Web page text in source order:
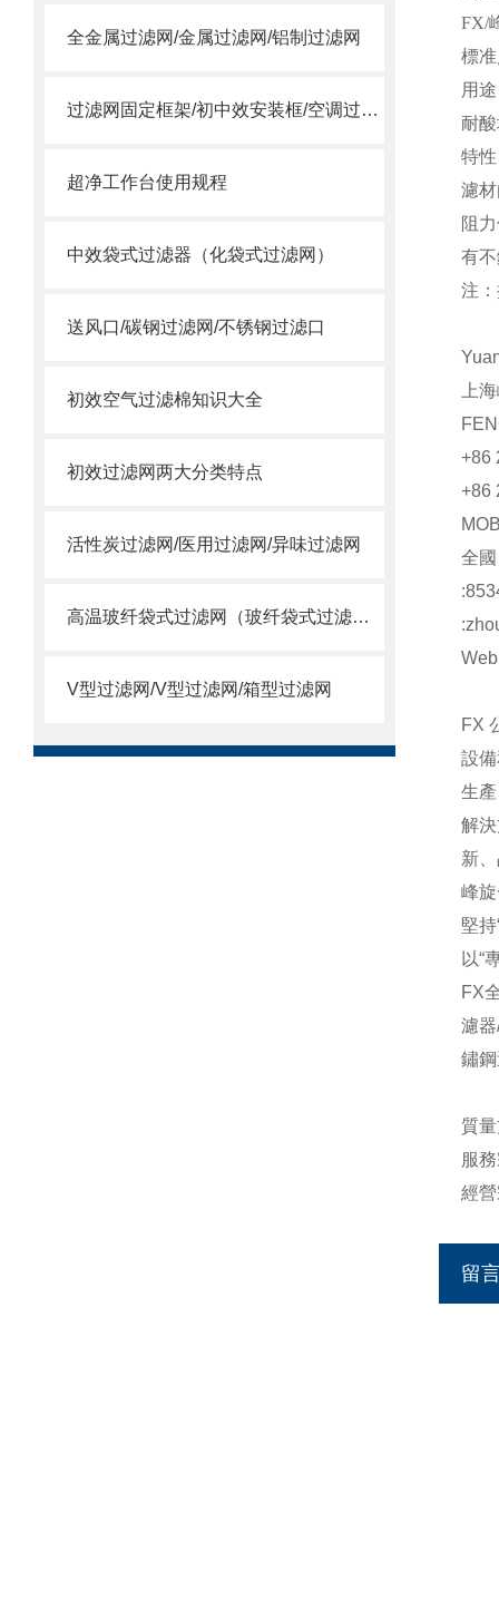
全金属过滤网/金属过滤网/铝制过滤网
过滤网固定框架/初中效安装框/空调过滤网安装框
超净工作台使用规程
中效袋式过滤器（化袋式过滤网）
送风口/碳钢过滤网/不锈钢过滤口
初效空气过滤棉知识大全
初效过滤网两大分类特点
活性炭过滤网/医用过滤网/异味过滤网
高温玻纤袋式过滤网（玻纤袋式过滤器）
V型过滤网/V型过滤网/箱型过滤网
FX/
標
用
耐
特
濾
阻
有
注
上
+86
+86
全
FX
設
生
解
新
峰
堅
以“
FX
濾
鏽
質
服
經
留